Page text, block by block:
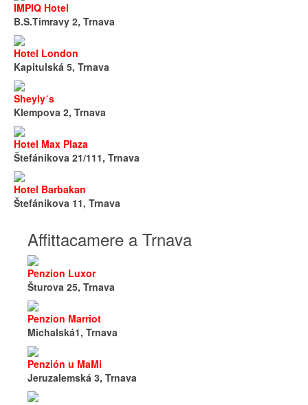
IMPIQ Hotel
B.S.Timravy 2, Trnava
Hotel London
Kapitulská 5, Trnava
Sheyly´s
Klempova 2, Trnava
Hotel Max Plaza
Štefánikova 21/111, Trnava
Hotel Barbakan
Štefánikova 11, Trnava
Affittacamere a Trnava
Penzion Luxor
Šturova 25, Trnava
Penzion Marriot
Michalská1, Trnava
Penzión u MaMi
Jeruzalemská 3, Trnava